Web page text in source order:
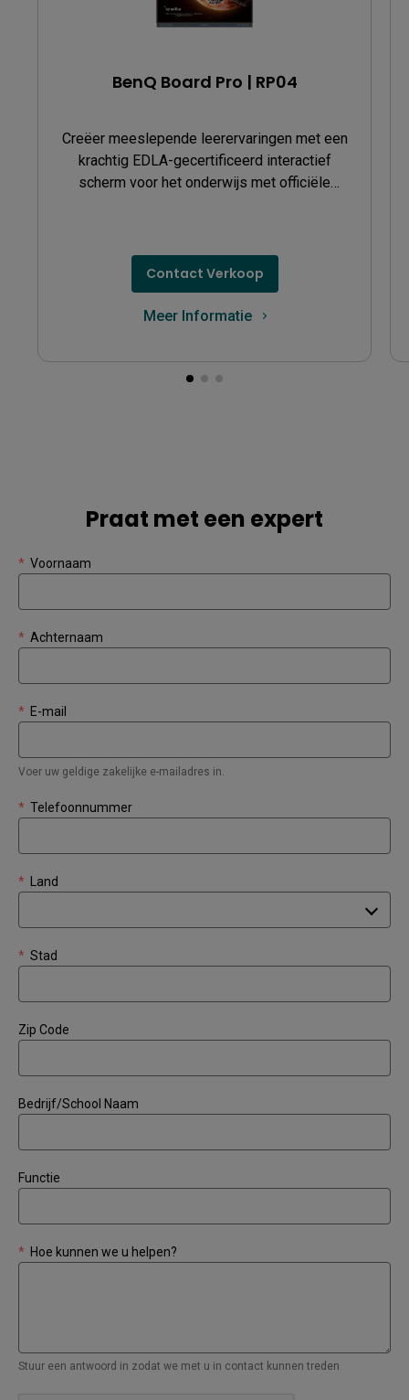
BenQ Board Pro | RP04
Creëer meeslepende leerervaringen met een
krachtig EDLA-gecertificeerd interactief
scherm voor het onderwijs met officiële
Contact Verkoop
Meer Informatie
Praat met een expert
Voornaam
*
Achternaam
*
E-mail
*
Voer uw geldige zakelijke e-mailadres in.
Telefoonnummer
*
Land
*
Stad
*
Zip Code
Bedrijf/School Naam
Functie
Hoe kunnen we u helpen?
*
Stuur een antwoord in zodat we met u in contact kunnen treden